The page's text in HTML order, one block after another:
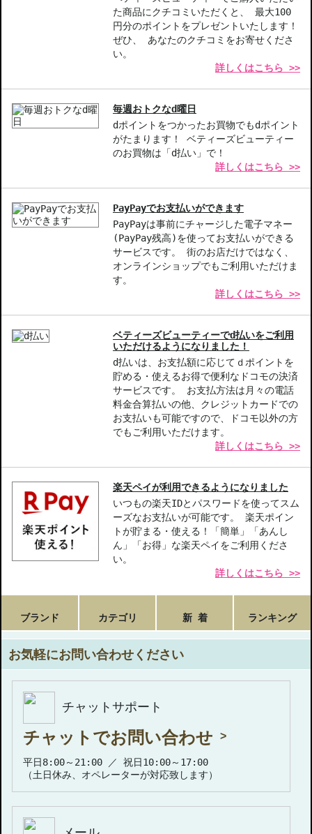
リップの持続力を重視する方
JAN/UPC：0192333175279
お悩み・効果
描きやすい
た商品にクチコミいただくと、 最大100
円分のポイントをプレゼントいたします！
ぜひ、 あなたのクチコミをお寄せくださ
い。
詳しくはこちら >>
毎週おトクなd曜日
dポイントをつかったお買物でもdポイント
がたまります！ ベティーズビューティー
のお買物は「d払い」で！
詳しくはこちら >>
PayPayでお支払いができます
PayPayは事前にチャージした電子マネー
(PayPay残高)を使ってお支払いができる
サービスです。 街のお店だけではなく、
オンラインショップでもご利用いただけま
す。
詳しくはこちら >>
ベティーズビューティーでd払いをご利用
いただけるようになりました！
d払いは、お支払額に応じてｄポイントを
貯める・使えるお得で便利なドコモの決済
サービスです。 お支払方法は月々の電話
料金合算払いの他、クレジットカードでの
お支払いも可能ですので、ドコモ以外の方
でもご利用いただけます。
詳しくはこちら >>
楽天ペイが利用できるようになりました
いつもの楽天IDとパスワードを使ってスム
ーズなお支払いが可能です。 楽天ポイン
トが貯まる・使える！「簡単」「あんし
ん」「お得」な楽天ペイをご利用くださ
い。
詳しくはこちら >>
ブランド カテゴリ 新 着 ランキング
お気軽にお問い合わせください
チャットサポート
チャットでお問い合わせ
平日8:00～21:00 ／ 祝日10:00～17:00
（土日休み、オペレーターが対応致します）